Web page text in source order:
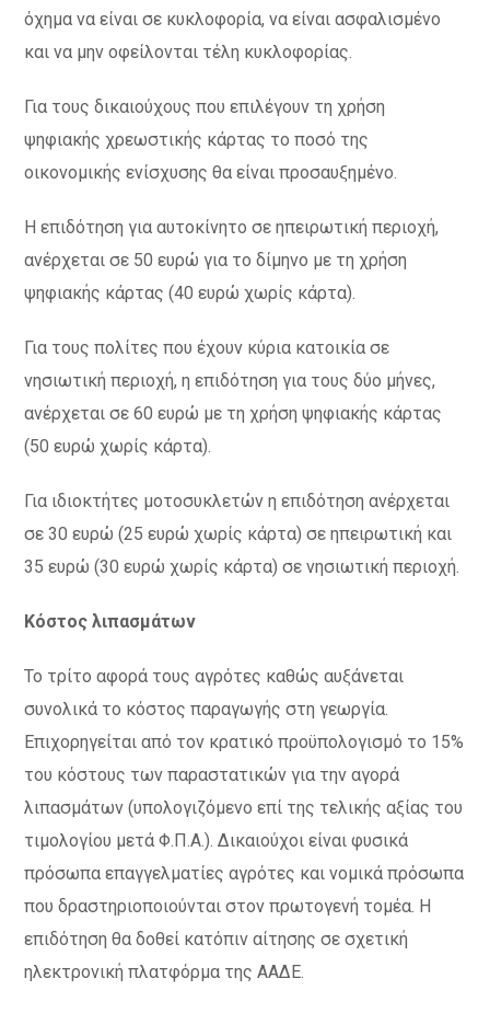
όχημα να είναι σε κυκλοφορία, να είναι ασφαλισμένο
και να μην οφείλονται τέλη κυκλοφορίας.
Για τους δικαιούχους που επιλέγουν τη χρήση
ψηφιακής χρεωστικής κάρτας το ποσό της
οικονομικής ενίσχυσης θα είναι προσαυξημένο.
Η επιδότηση για αυτοκίνητο σε ηπειρωτική περιοχή,
ανέρχεται σε 50 ευρώ για το δίμηνο με τη χρήση
ψηφιακής κάρτας (40 ευρώ χωρίς κάρτα).
Για τους πολίτες που έχουν κύρια κατοικία σε
νησιωτική περιοχή, η επιδότηση για τους δύο μήνες,
ανέρχεται σε 60 ευρώ με τη χρήση ψηφιακής κάρτας
(50 ευρώ χωρίς κάρτα).
Για ιδιοκτήτες μοτοσυκλετών η επιδότηση ανέρχεται
σε 30 ευρώ (25 ευρώ χωρίς κάρτα) σε ηπειρωτική και
35 ευρώ (30 ευρώ χωρίς κάρτα) σε νησιωτική περιοχή.
Κόστος λιπασμάτων
Το τρίτο αφορά τους αγρότες καθώς αυξάνεται
συνολικά το κόστος παραγωγής στη γεωργία.
Επιχορηγείται από τον κρατικό προϋπολογισμό το 15%
του κόστους των παραστατικών για την αγορά
λιπασμάτων (υπολογιζόμενο επί της τελικής αξίας του
τιμολογίου μετά Φ.Π.Α.). Δικαιούχοι είναι φυσικά
πρόσωπα επαγγελματίες αγρότες και νομικά πρόσωπα
που δραστηριοποιούνται στον πρωτογενή τομέα. Η
επιδότηση θα δοθεί κατόπιν αίτησης σε σχετική
ηλεκτρονική πλατφόρμα της ΑΑΔΕ.